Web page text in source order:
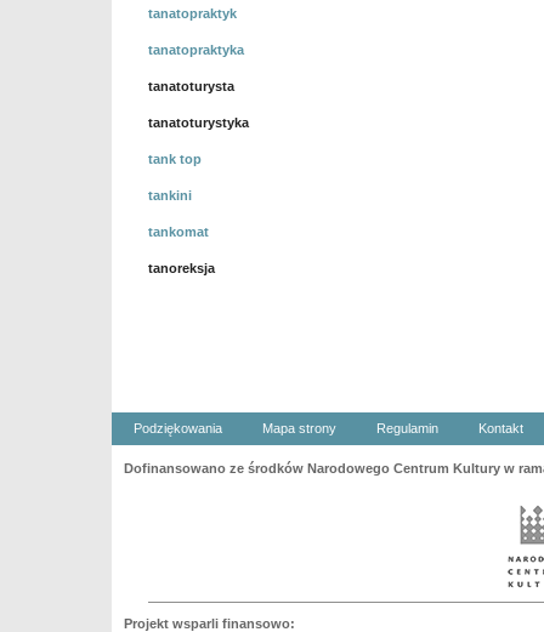
tanatopraktyk
tanatopraktyka
tanatoturysta
tanatoturystyka
tank top
tankini
tankomat
tanoreksja
Podziękowania Mapa strony Regulamin Kontakt
Dofinansowano ze środków Narodowego Centrum Kultury w
Projekt wsparli finansowo: